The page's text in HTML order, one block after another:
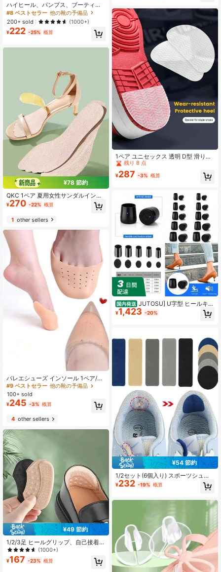
ハイヒール、パンプス、ブーティー
のつま先保護金属パーツ2個入り(接
着剤なし)、女性用パンプス、ホワイ
トヒール、シューズアクセサリーの
ギフトアイデア
#8 ベストセラー 他の靴の予備品
200+ sold
(1000+)
¥222 -25% 概算
¥78 節約
QKC 1ペア 夏用女性サンダルインソ
ール、自己接着式吸汗、薄型滑り止
め、粘着性なし、汗と滑りを防止、
ハイヒールの臭いを防ぐ
¥270 -22% 概算
1other sellers
バレエシューズ インソール 1ペア/2
ペア ソフトシリコントウパッド フッ
トケアツール つま先&ソール プロテ
クター ダンス用 女性 シューズアク
セサリー ギフトアイデア
#9 ベストセラー 他の靴の予備品
100+ sold
¥245 -3% 概算
4other sellers
¥49 節約
1/2/3足 ヒールグリップ、自己接着式
シューインサート、快適な摩擦防
止、滑り止めヒールプロテクター、
ワンサイズ全て対応、ハイヒール、
(1000+)
¥167 -23% 概算
1ペア ユニセックス 透明 D型 滑り止
め 自己接着 耐摩耗性 騒音軽減 ラバ
ーヒールリペアパッド スニーカー、
バスケットボールシューズ、カジュ
#7 ベストセラー
残り 8 点
#7 ベストセラー
残り 8 点
#7 ベストセラー
残り 8 点
¥287 -3% 概算
国内発送 JUTOSU] U字型 ヒールキャ
ップ ヒールプロテクター 4足分セッ
ト 滑り止めシリコンソール アンチス
ベント ダンスに適しています 4サイ
¥1,423 -20%
¥54 節約
1/2セット(6個入り) スポーツシュー
ズ サイドエッジ修繕パッチ、裏地穴
補修、かかと摩耗プロテクターステ
ー、カジュアルシューズ、シューズ
¥232 -19% 概算